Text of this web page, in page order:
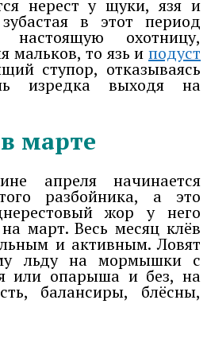
нерест у щуки, язя и
в этот период
настоящую охотницу,
мальков, то язь и подуст
ступор, отказываясь
изредка выходя на
марте
апреля начинается
разбойника, а это
жор у него
март. Весь месяц клёв
и активным. Ловят
льду на мормышки с
или опарыша и без, на
балансиры, блёсны,